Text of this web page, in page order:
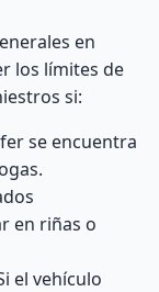
en
los límites de
si:
se encuentra
en riñas o
el vehículo